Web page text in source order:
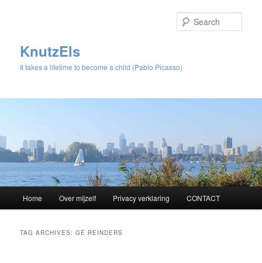
KnutzEls
It takes a lifetime to become a child (Pablo Picasso)
Skip
Skip
Home Over mijzelf Privacy verklaring CONTACT
TAG ARCHIVES:GÉ REINDERS